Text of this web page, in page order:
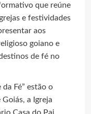
que reúne
e festividades
aos
goiano e
de fé no
Fé” estão o
a Igreja